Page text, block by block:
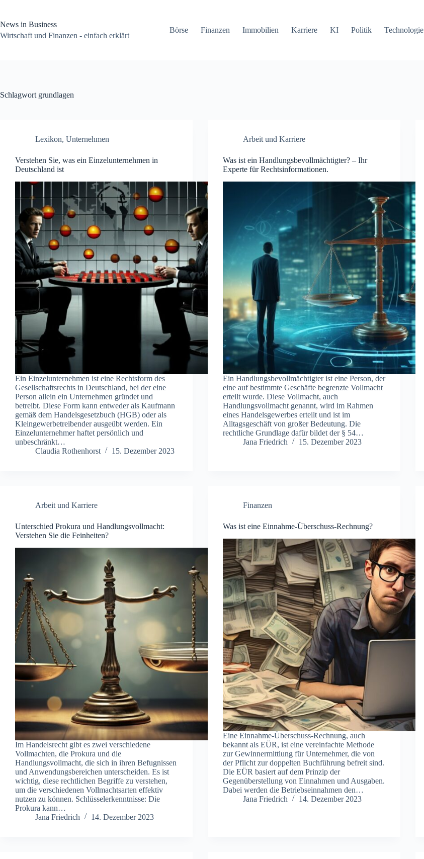
springen
News in Business
Wirtschaft und Finanzen - einfach erklärt
Börse Finanzen Immobilien Karriere KI Politik Technologie
Schlagwort grundlagen
Lexikon, Unternehmen
Verstehen Sie, was ein Einzelunternehmen in
Deutschland ist
Ein Einzelunternehmen ist eine Rechtsform des
Gesellschaftsrechts in Deutschland, bei der eine
Person allein ein Unternehmen gründet und
betreibt. Diese Form kann entweder als Kaufmann
gemäß dem Handelsgesetzbuch (HGB) oder als
Kleingewerbetreibender ausgeübt werden. Ein
Einzelunternehmer haftet persönlich und
unbeschränkt…
Claudia Rothenhorst
15. Dezember 2023
Arbeit und Karriere
Was ist ein Handlungsbevollmächtigter? – Ihr
Experte für Rechtsinformationen.
Ein Handlungsbevollmächtigter ist eine Person, der
eine auf bestimmte Geschäfte begrenzte Vollmacht
erteilt wurde. Diese Vollmacht, auch
Handlungsvollmacht genannt, wird im Rahmen
eines Handelsgewerbes erteilt und ist im
Alltagsgeschäft von großer Bedeutung. Die
rechtliche Grundlage dafür bildet der § 54…
Jana Friedrich
15. Dezember 2023
Arbeit und Karriere
Unterschied Prokura und Handlungsvollmacht:
Verstehen Sie die Feinheiten?
Im Handelsrecht gibt es zwei verschiedene
Vollmachten, die Prokura und die
Handlungsvollmacht, die sich in ihren Befugnissen
und Anwendungsbereichen unterscheiden. Es ist
wichtig, diese rechtlichen Begriffe zu verstehen,
um die verschiedenen Vollmachtsarten effektiv
nutzen zu können. Schlüsselerkenntnisse: Die
Prokura kann…
Jana Friedrich
14. Dezember 2023
Finanzen
Was ist eine Einnahme-Überschuss-Rechnung?
Eine Einnahme-Überschuss-Rechnung, auch
bekannt als EÜR, ist eine vereinfachte Methode
zur Gewinnermittlung für Unternehmer, die von
der Pflicht zur doppelten Buchführung befreit sind.
Die EÜR basiert auf dem Prinzip der
Gegenüberstellung von Einnahmen und Ausgaben.
Dabei werden die Betriebseinnahmen den…
Jana Friedrich
14. Dezember 2023